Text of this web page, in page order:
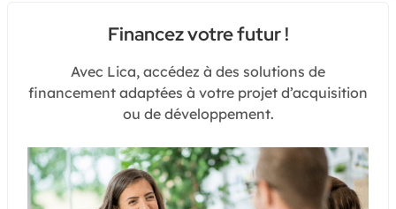
Financez votre futur !
Avec Lica, accédez à des solutions de
financement adaptées à votre projet d’acquisition
ou de développement.